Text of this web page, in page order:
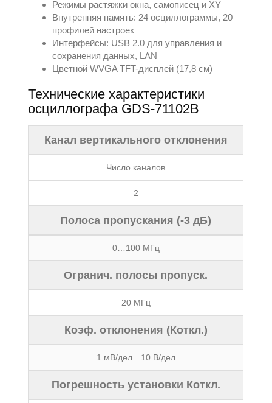
Режимы растяжки окна, самописец и XY
Внутренняя память: 24 осциллограммы, 20
профилей настроек
Интерфейсы: USB 2.0 для управления и
сохранения данных, LAN
Цветной WVGA TFT-дисплей (17,8 см)
Технические характеристики
осциллографа GDS-71102B
Канал вертикального отклонения
Число каналов
2
Полоса пропускания (-3 дБ)
0…100 МГц
Огранич. полосы пропуск.
20 МГц
Коэф. отклонения (Коткл.)
1 мВ/дел…10 В/дел
Погрешность установки Коткл.